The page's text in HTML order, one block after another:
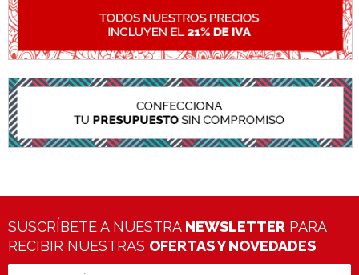
SUSCRÍBETE A NUESTRA NEWSLETTER PARA
RECIBIR NUESTRAS OFERTAS Y NOVEDADES